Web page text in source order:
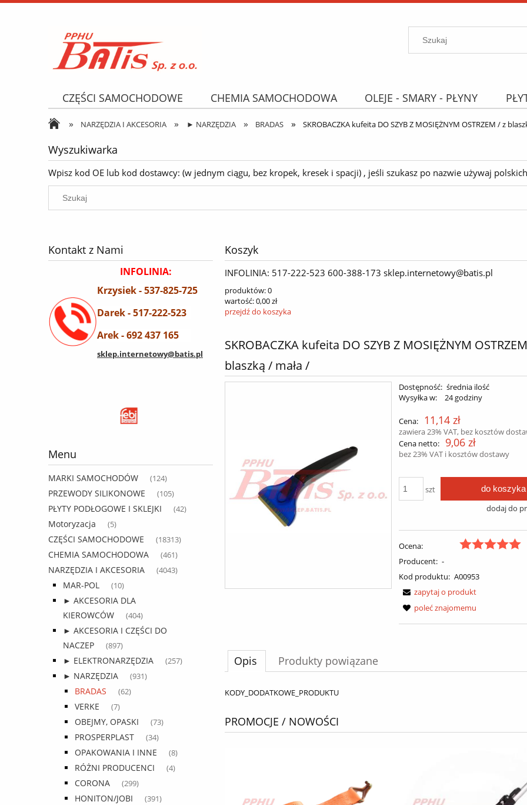
CZĘŚCI SAMOCHODOWE CHEMIA SAMOCHODOWA OLEJE - SMARY - PŁYNY
NARZĘDZIA I AKCESORIA
OPONY PROMOCJE WYPRZEDAŻ Wyszukiwarka
» NARZĘDZIA I AKCESORIA » ► NARZĘDZIA » BRADAS » SKROBACZKA kufeita DO SZYB Z MOSIĘŻNYM OSTRZEM / z
Wyszukiwarka
Wpisz kod OE lub kod dostawcy: (w jednym ciągu, bez kropek, kresek i spacji) , jeśli szukasz po nazwie używaj
Kontakt z Nami
INFOLINIA:
Krzysiek - 537-825-725
Darek - 517-222-523
Arek - 692 437 165
sklep.internetowy@batis.pl
Menu
MARKI SAMOCHODÓW (124)
PRZEWODY SILIKONOWE (105)
PŁYTY PODŁOGOWE I SKLEJKI (42)
Motoryzacja (5)
CZĘŚCI SAMOCHODOWE (18313)
CHEMIA SAMOCHODOWA (461)
NARZĘDZIA I AKCESORIA (4043)
MAR-POL (10)
► AKCESORIA DLA
KIEROWCÓW
(404)
► AKCESORIA I CZĘŚCI DO
NACZEP
(897)
► ELEKTRONARZĘDZIA (257)
► NARZĘDZIA (931)
BRADAS (62)
VERKE (7)
OBEJMY, OPASKI (73)
PROSPERPLAST (34)
OPAKOWANIA I INNE (8)
RÓŻNI PRODUCENCI (4)
CORONA (299)
HONITON/JOBI (391)
Koszyk
INFOLINIA: 517-222-523 600-388-173 sklep.internetowy@batis.pl
produktów:0
wartość:0,00 zł
przejdź do koszyka
SKROBACZKA kufeita DO SZYB Z MOSIĘŻNYM
blaszką / mała /
Dostępność: średnia ilość
Wysyłka w:
24 godziny
Cena: 11,14 zł
zawiera 23% VAT, bez kosztów
Cena netto:
9,06 zł
bez 23% VAT i kosztów dostawy
szt do koszyka
dodaj do
Ocena:
Producent: -
Kod produktu: A00953
zapytaj o produkt
poleć znajomemu
Opis Produkty powiązane
KODY_DODATKOWE_PRODUKTU
PROMOCJE / NOWOŚCI